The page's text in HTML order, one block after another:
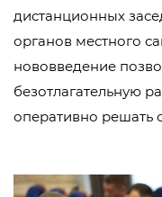
дистанционных
органов местного
нововведение
безотлагательную
оперативно решать